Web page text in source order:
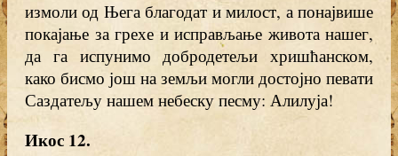
измоли од Њега благодат и милост, а понајвише
покајање за грехе и исправљање живота нашег,
да га испунимо добродетељи хришћанском,
како бисмо још на земљи могли достојно певати
Саздатељу нашем небеску песму: Алилуја!
Икос 12.